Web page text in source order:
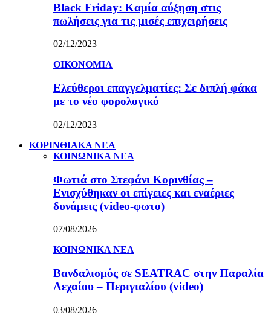
Black Friday: Καμία αύξηση στις
πωλήσεις για τις μισές επιχειρήσεις
02/12/2023
ΟΙΚΟΝΟΜΙΑ
Ελεύθεροι επαγγελματίες: Σε διπλή φάκα
με το νέο φορολογικό
02/12/2023
ΚΟΡΙΝΘΙΑΚΑ ΝΕΑ
ΚΟΙΝΩΝΙΚΑ ΝΕΑ
Φωτιά στο Στεφάνι Κορινθίας –
Ενισχύθηκαν οι επίγειες και εναέριες
δυνάμεις (video-φωτο)
07/08/2026
ΚΟΙΝΩΝΙΚΑ ΝΕΑ
Βανδαλισμός σε SEATRAC στην Παραλία
Λεχαίου – Περιγιαλίου (video)
03/08/2026